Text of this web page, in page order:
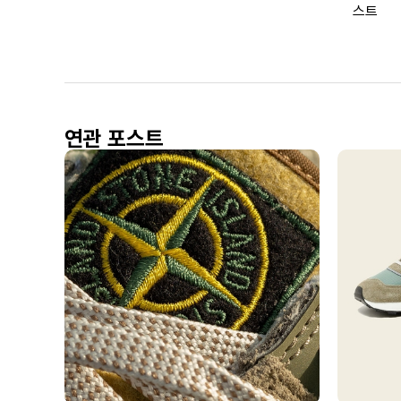
스트
연관 포스트